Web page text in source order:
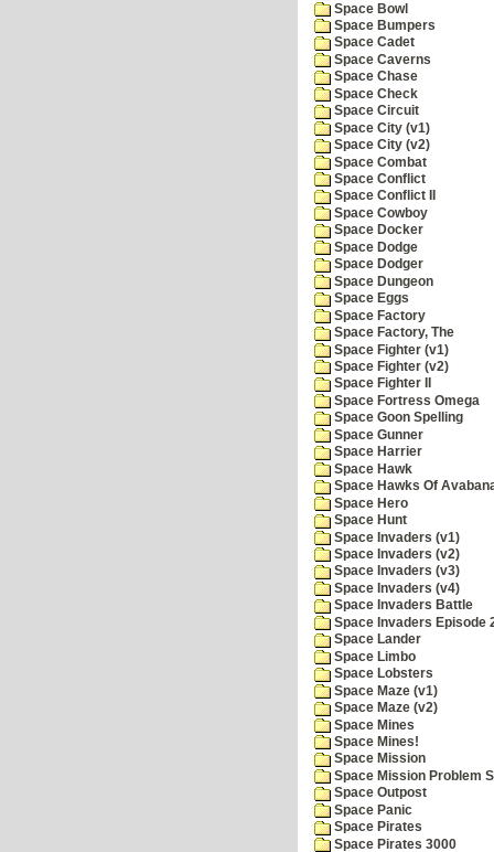
Space Bowl
Space Bumpers
Space Cadet
Space Caverns
Space Chase
Space Check
Space Circuit
Space City (v1)
Space City (v2)
Space Combat
Space Conflict
Space Conflict II
Space Cowboy
Space Docker
Space Dodge
Space Dodger
Space Dungeon
Space Eggs
Space Factory
Space Factory, The
Space Fighter (v1)
Space Fighter (v2)
Space Fighter II
Space Fortress Omega
Space Goon Spelling
Space Gunner
Space Harrier
Space Hawk
Space Hawks Of
Space Hero
Space Hunt
Space Invaders (v1)
Space Invaders (v2)
Space Invaders (v3)
Space Invaders (v4)
Space Invaders Battle
Space Invaders Episode
Space Lander
Space Limbo
Space Lobsters
Space Maze (v1)
Space Maze (v2)
Space Mines
Space Mines!
Space Mission
Space Mission Problem
Space Outpost
Space Panic
Space Pirates
Space Pirates 3000